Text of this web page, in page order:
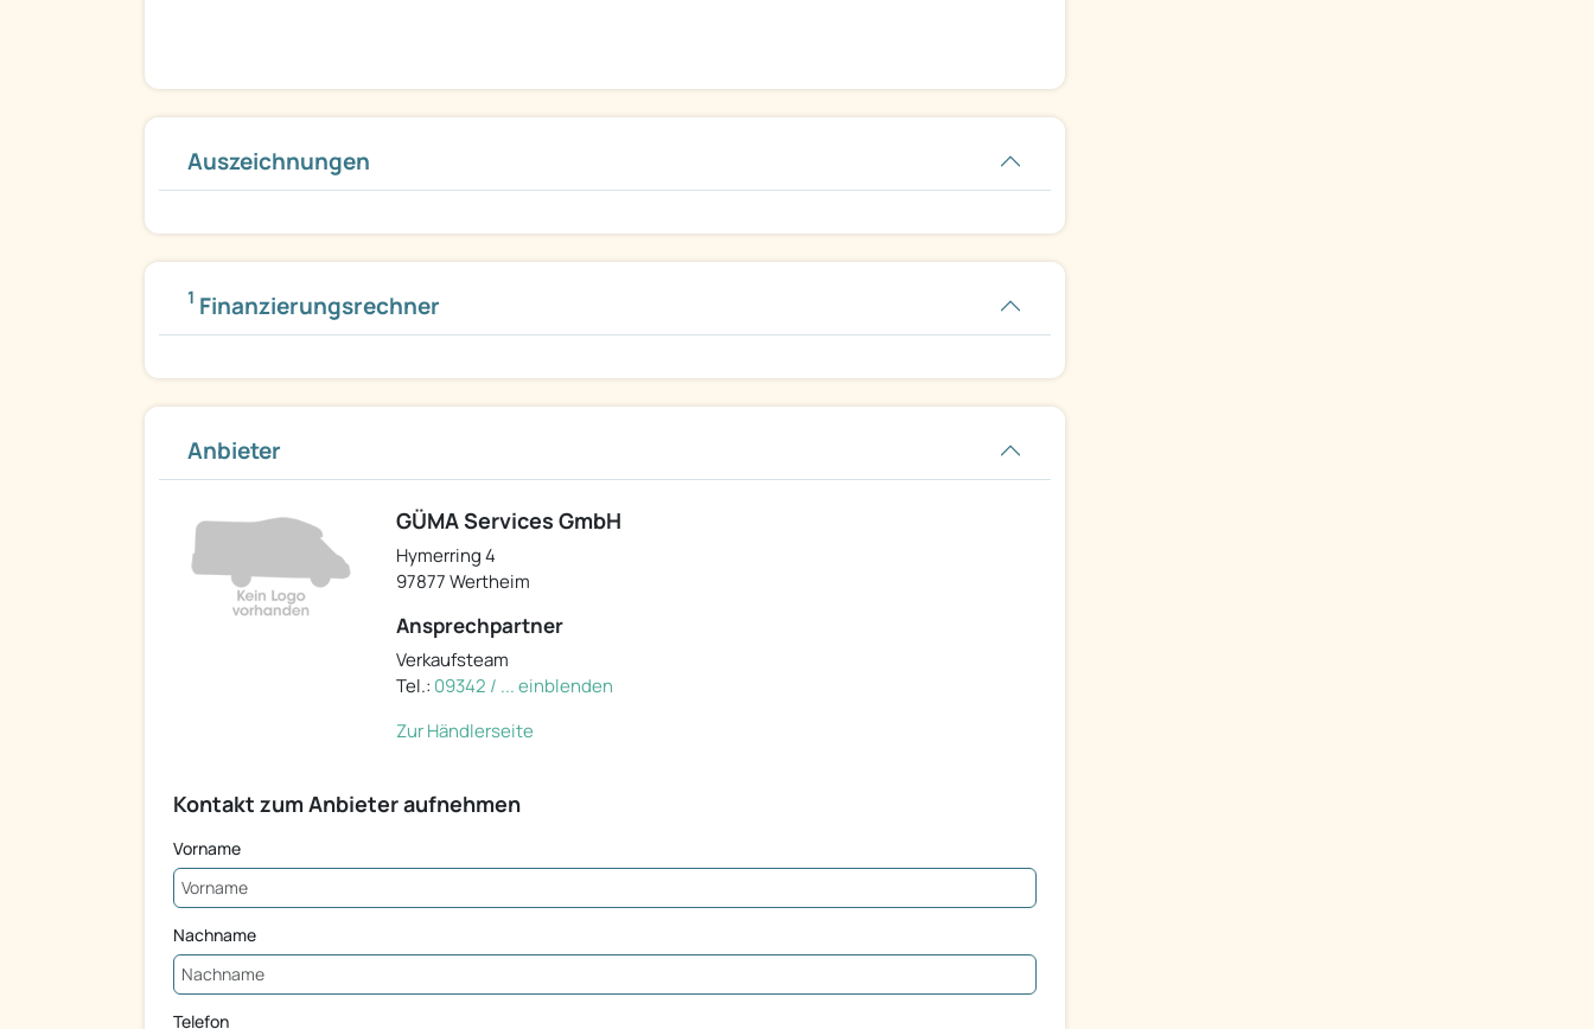
Auszeichnungen
1 Finanzierungsrechner
Anbieter
GÜMA Services GmbH
Hymerring 4
97877 Wertheim
Ansprechpartner
Verkaufsteam
Tel.: 09342 / ... einblenden
Zur Händlerseite
Kontakt zum Anbieter aufnehmen
Vorname
Nachname
Telefon